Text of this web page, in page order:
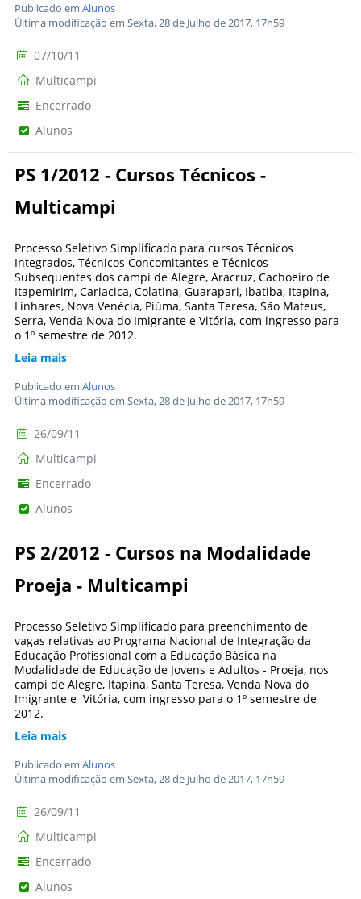
Publicado em Alunos
Última modificação em Sexta, 28 de Julho de 2017, 17h59
07/10/11
Multicampi
Encerrado
Alunos
PS 1/2012 - Cursos Técnicos -
Multicampi
Processo Seletivo Simplificado para cursos Técnicos
Integrados, Técnicos Concomitantes e Técnicos
Subsequentes dos campi de Alegre, Aracruz, Cachoeiro de
Itapemirim, Cariacica, Colatina, Guarapari, Ibatiba, Itapina,
Linhares, Nova Venécia, Piúma, Santa Teresa, São Mateus,
Serra, Venda Nova do Imigrante e Vitória, com ingresso para
o 1º semestre de 2012.
Leia mais
Publicado em Alunos
Última modificação em Sexta, 28 de Julho de 2017, 17h59
26/09/11
Multicampi
Encerrado
Alunos
PS 2/2012 - Cursos na Modalidade
Proeja - Multicampi
Processo Seletivo Simplificado para preenchimento de
vagas relativas ao Programa Nacional de Integração da
Educação Profissional com a Educação Básica na
Modalidade de Educação de Jovens e Adultos - Proeja, nos
campi de Alegre, Itapina, Santa Teresa, Venda Nova do
Imigrante e Vitória, com ingresso para o 1º semestre de
2012.
Leia mais
Publicado em Alunos
Última modificação em Sexta, 28 de Julho de 2017, 17h59
26/09/11
Multicampi
Encerrado
Alunos